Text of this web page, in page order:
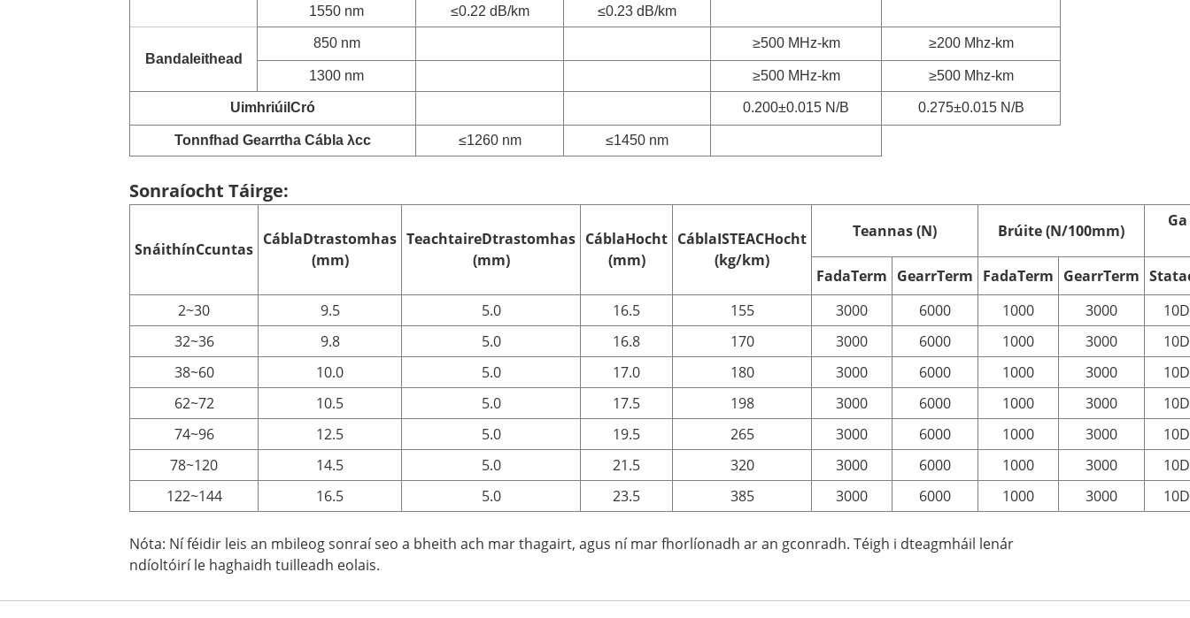
1550 nm ≤0.22 dB/km ≤0.23 dB/km
Bandaleithead
850 nm ≥500 MHz-km ≥200 Mhz-km
1300 nm ≥500 MHz-km ≥500 Mhz-km
Uimhriúil Cró 0.200±0.015 N/B 0.275±0.015 N/B
Tonnfhad Gearrtha Cábla λcc ≤1260 nm ≤1450 nm
Sonraíocht Táirge:
SnáithínCcuntas
CáblaDtrastomhas
(mm)
TeachtaireDtrastomhas
(mm)
CáblaHocht
(mm)
CáblaISTEACHocht
(kg/km)
Teannas (N) Brúite (N/100mm)
FadaTerm GearrTerm FadaTerm GearrTerm
2~30
9.5 5.0 16.5 155 3000 6000 1000 3000
10D
32~36
9.8 5.0 16.8 170 3000 6000 1000 3000
10D
38~60
10.0 5.0 17.0 180 3000 6000 1000 3000
10D
62~72
10.5 5.0 17.5 198 3000 6000 1000 3000
10D
74~96
12.5 5.0 19.5 265 3000 6000 1000 3000
10D
78~120
14.5 5.0 21.5 320 3000 6000 1000 3000
10D
122~144
16.5 5.0 23.5 385 3000 6000 1000 3000 10D
Nóta: Ní féidir leis an mbileog sonraí seo a bheith ach mar thagairt, agus ní mar fhorlíonadh ar an gconradh. Téigh i dteagmháil lenár
ndíoltóirí le haghaidh tuilleadh eolais.